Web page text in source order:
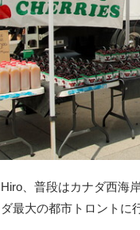
、普段はカナダ西海
最大の都市トロントに